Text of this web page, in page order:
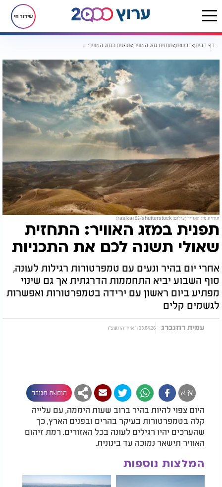
שידור חי
דף הבית חדשות תחזית מזג האוויר תפנית במזג האוויר: התחזית שאולי תשנה לכם את התכניות
תחזית מזג האוויר (צילום: rasika108/shutterstock)
תפנית במזג האוויר: התחזית
שאולי תשנה לכם את התכניות
אחרי יום בהיר ונעים עם טמפרטורות רגילות לעונה,
סוף השבוע יביא התחממות הדרגתית אך גם שינוי
מפתיע ביום ראשון עם ירידה בטמפרטורות ואפשרות
לגשמים קלים
עמית רוזנברג 23.04.26 ו' אייר התשפ"ו
א א הוספת תגובה
היום צפוי להיות בהיר ברוב שעות היממה, עם עלייה
קלה בטמפרטורות בעיקר בהרים ובפנים הארץ, כך
שהערכים יהיו רגילים לעונה בכל האזורים. רמת זיהום
האוויר תישאר נמוכה עד בינונית.
המלצות נוספות